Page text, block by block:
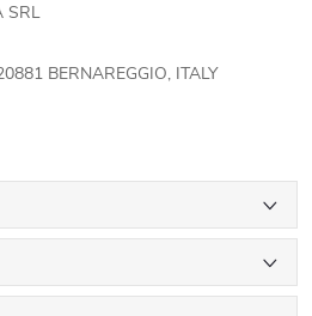
SRL
BERNAREGGIO, ITALY